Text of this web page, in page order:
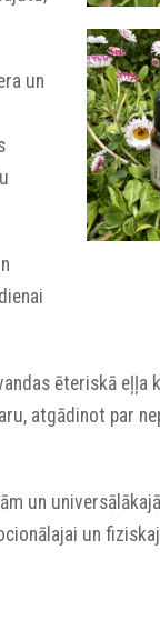
un
ēteriskā
atgādinot par
un
un